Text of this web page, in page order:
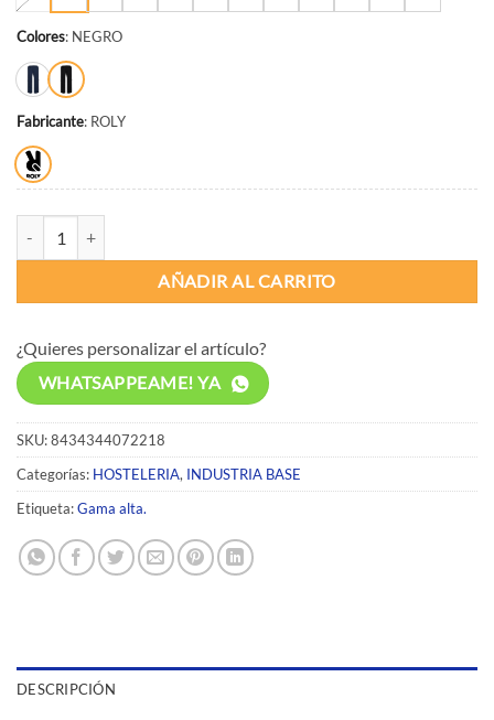
Colores: NEGRO
Fabricante: ROLY
AÑADIR AL CARRITO
¿Quieres personalizar el artículo?
WHATSAPPEAME! YA
SKU:8434344072218
Categorías: HOSTELERIA, INDUSTRIA BASE
Etiqueta:Gama alta.
DESCRIPCIÓN